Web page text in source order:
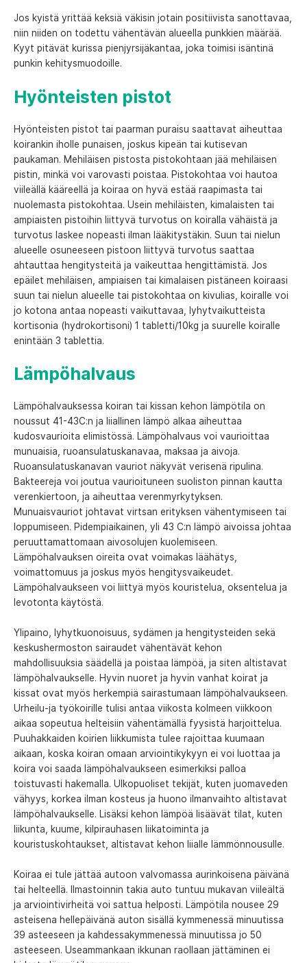
Jos kyistä yrittää keksiä väkisin jotain positiivista sanottavaa,
niin niiden on todettu vähentävän alueella punkkien määrää.
Kyyt pitävät kurissa pienjyrsijäkantaa, joka toimisi isäntinä
punkin kehitysmuodoille.
Hyönteisten pistot
Hyönteisten pistot tai paarman puraisu saattavat aiheuttaa
koirankin iholle punaisen, joskus kipeän tai kutisevan
paukaman. Mehiläisen pistosta pistokohtaan jää mehiläisen
pistin, minkä voi varovasti poistaa. Pistokohtaa voi hautoa
viileällä kääreellä ja koiraa on hyvä estää raapimasta tai
nuolemasta pistokohtaa. Usein mehiläisten, kimalaisten tai
ampiaisten pistoihin liittyvä turvotus on koiralla vähäistä ja
turvotus laskee nopeasti ilman lääkitystäkin. Suun tai nielun
alueelle osuneeseen pistoon liittyvä turvotus saattaa
ahtauttaa hengitysteitä ja vaikeuttaa hengittämistä. Jos
epäilet mehiläisen, ampiaisen tai kimalaisen pistäneen koiraasi
suun tai nielun alueelle tai pistokohtaa on kivulias, koiralle voi
jo kotona antaa nopeasti vaikuttavaa, lyhytvaikutteista
kortisonia (hydrokortisoni) 1 tabletti/10kg ja suurelle koiralle
enintään 3 tablettia.
Lämpöhalvaus
Lämpöhalvauksessa koiran tai kissan kehon lämpötila on
noussut 41-43C:n ja liiallinen lämpö alkaa aiheuttaa
kudosvaurioita elimistössä. Lämpöhalvaus voi vaurioittaa
munuaisia, ruoansulatuskanavaa, maksaa ja aivoja.
Ruoansulatuskanavan vauriot näkyvät verisenä ripulina.
Bakteereja voi joutua vaurioituneen suoliston pinnan kautta
verenkiertoon, ja aiheuttaa verenmyrkytyksen.
Munuaisvauriot johtavat virtsan erityksen vähentymiseen tai
loppumiseen. Pidempiaikainen, yli 43 C:n lämpö aivoissa johtaa
peruuttamattomaan aivosolujen kuolemiseen.
Lämpöhalvauksen oireita ovat voimakas läähätys,
voimattomuus ja joskus myös hengitysvaikeudet.
Lämpöhalvaukseen voi liittyä myös kouristelua, oksentelua ja
levotonta käytöstä.
Ylipaino, lyhytkuonoisuus, sydämen ja hengitysteiden sekä
keskushermoston sairaudet vähentävät kehon
mahdollisuuksia säädellä ja poistaa lämpöä, ja siten altistavat
lämpöhalvaukselle. Hyvin nuoret ja hyvin vanhat koirat ja
kissat ovat myös herkempiä sairastumaan lämpöhalvaukseen.
Urheilu-ja työkoirille tulisi antaa viikosta kolmeen viikkoon
aikaa sopeutua helteisiin vähentämällä fyysistä harjoittelua.
Puuhakkaiden koirien liikkumista tulee rajoittaa kuumaan
aikaan, koska koiran omaan arviointikykyyn ei voi luottaa ja
koira voi saada lämpöhalvaukseen esimerkiksi palloa
toistuvasti hakemalla. Ulkopuoliset tekijät, kuten juomaveden
vähyys, korkea ilman kosteus ja huono ilmanvaihto altistavat
lämpöhalvaukselle. Lisäksi kehon lämpöä lisäävät tilat, kuten
liikunta, kuume, kilpirauhasen liikatoiminta ja
kouristuskohtaukset, altistavat kehon liialle lämmönnousulle.
Koiraa ei tule jättää autoon valvomassa aurinkoisena päivänä
tai helteellä. Ilmastoinnin takia auto tuntuu mukavan viileältä
ja arviointivirheitä voi sattua helposti. Lämpötila nousee 29
asteisena hellepäivänä auton sisällä kymmenessä minuutissa
39 asteeseen ja kahdessakymmenessä minuutissa jo 50
asteeseen. Useammankaan ikkunan raollaan jättäminen ei